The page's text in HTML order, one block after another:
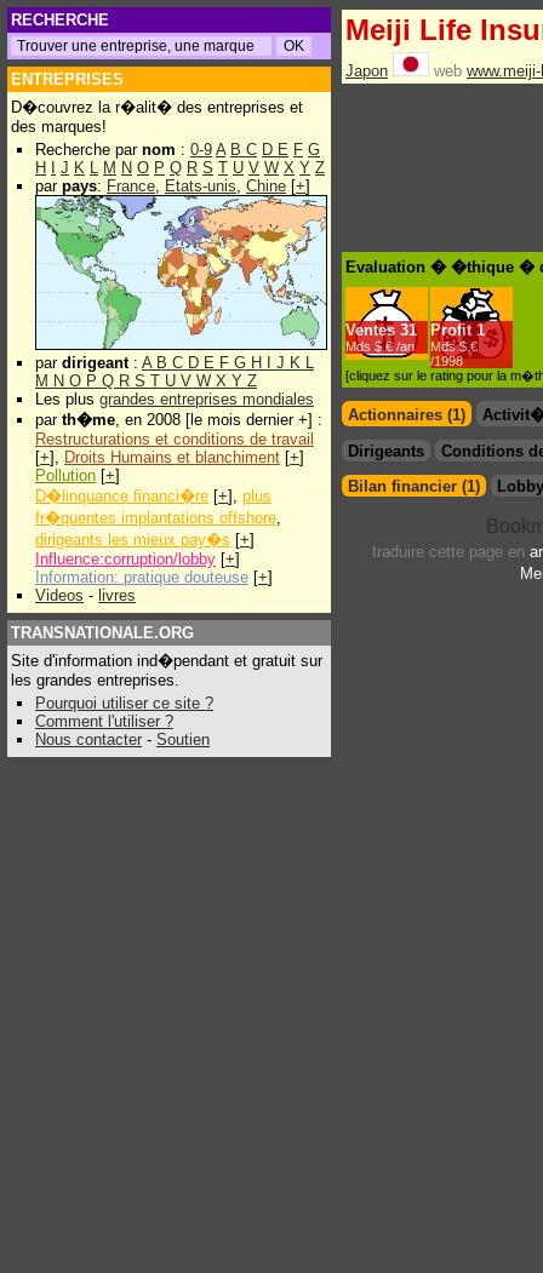
RECHERCHE
ENTREPRISES
D�couvrez la r�alit� des entreprises et
des marques!
Recherche par nom : 0-9 A B C D E F G
H
J K L M N O P Q R S T U V W X Y Z
par pays: France, Etats-unis, Chine [+]
par dirigeant: A B C D E F G H J K L
M N O P Q R S T U V W X Y Z
Les plus grandes entreprises mondiales
par th�me, en 2008 [le mois dernier +] :
Restructurations et conditions de travail
[+], Droits Humains et blanchiment [+]
Pollution [+]
D�linquance financi�re [+], plus
fr�quentes implantations offshore,
dirigeants les mieux pay�s [+]
Influence:corruption/lobby [+]
Information: pratique douteuse [+]
Videos - livres
TRANSNATIONALE.ORG
Site d'information ind�pendant et gratuit sur
les grandes entreprises.
Pourquoi utiliser ce site ?
Comment l'utiliser ?
Nous contacter - Soutien
Meiji Life
Japon web
Evaluation � �thique �
Ventes 31
Mds $.€ /an
Profit 1
Mds $.€
/1998
[cliquez sur le rating pour la
Actionnaires (1)
Dirigeants
Conditions
Bilan financier (1)
traduire cette page en